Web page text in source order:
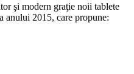
şi modern graţie noii tablete
anului 2015, care propune: